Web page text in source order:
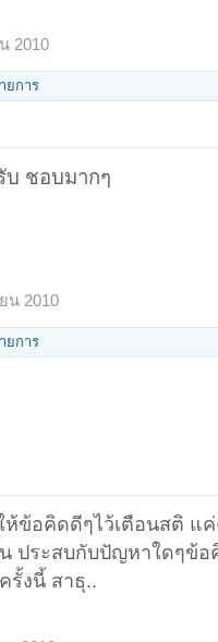
2010
ยการ
บ ชอบมากๆ
น 2010
ยการ
ข้อคิดดีๆไว้เตือนสติ แค่
น ประสบกับปัญหาใดๆข้
รั้งนี้ สาธุ..